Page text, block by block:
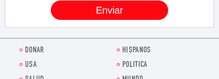
DONAR
HISPANOS
USA
POLITICA